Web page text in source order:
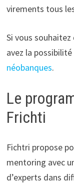
virements tous
Si vous
avez la
néobanques.
Le
Frichti
Fichtri propose
mentoring avec
d’experts dans